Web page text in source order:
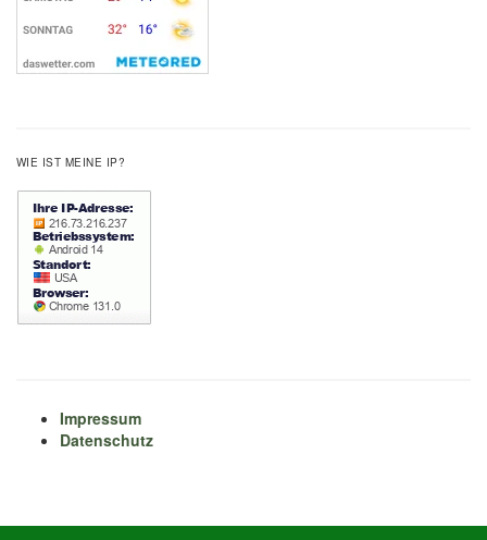
WIE IST MEINE IP?
Impressum
Datenschutz